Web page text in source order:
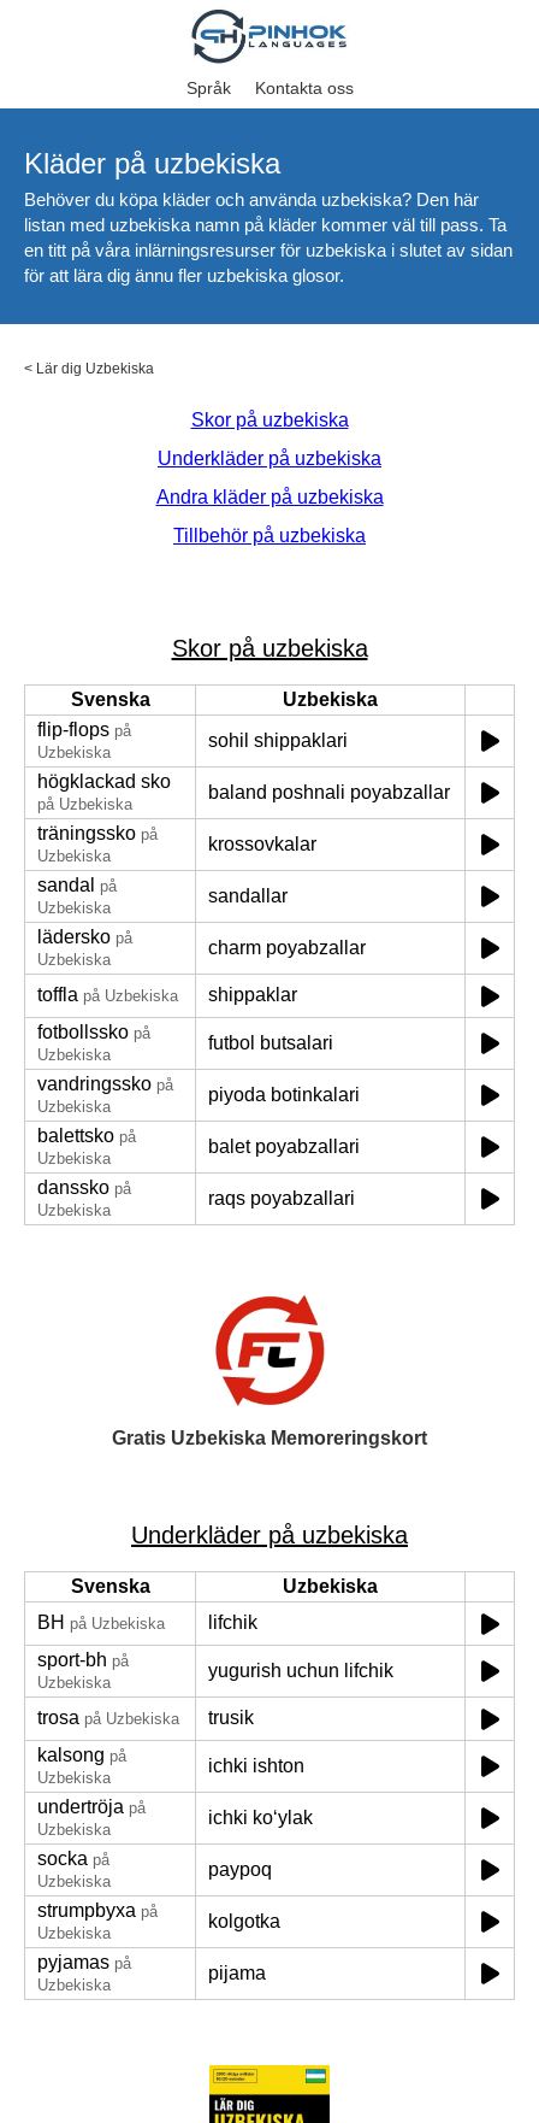
Språk Kontakta oss
Kläder på uzbekiska
Behöver du köpa kläder och använda uzbekiska? Den här
listan med uzbekiska namn på kläder kommer väl till pass. Ta
en titt på våra inlärningsresurser för uzbekiska i slutet av sidan
för att lära dig ännu fler uzbekiska glosor.
< Lär dig Uzbekiska
Skor på uzbekiska
Underkläder på uzbekiska
Andra kläder på uzbekiska
Tillbehör på uzbekiska
Skor på uzbekiska
Svenska
Uzbekiska
flip-flops på
Uzbekiska
sohil shippaklari
högklackad sko
på Uzbekiska
baland poshnali poyabzallar
träningssko på
Uzbekiska
krossovkalar
sandal
på
Uzbekiska
sandallar
lädersko på
Uzbekiska
charm poyabzallar
toffla på Uzbekiska
shippaklar
fotbollssko på
Uzbekiska
futbol butsalari
vandringssko på
Uzbekiska
piyoda botinkalari
balettsko på
Uzbekiska
balet poyabzallari
danssko på
Uzbekiska
raqs poyabzallari
Gratis Uzbekiska Memoreringskort
Underkläder på uzbekiska
Svenska
Uzbekiska
BH på Uzbekiska
lifchik
sport-bh på
Uzbekiska
yugurish uchun lifchik
trosa på Uzbekiska
trusik
kalsong på
Uzbekiska
ichki ishton
undertröja på
Uzbekiska
ichki koʻylak
socka på
Uzbekiska
paypoq
strumpbyxa på
Uzbekiska
kolgotka
pyjamas på
Uzbekiska
pijama